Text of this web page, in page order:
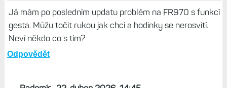
Já mám po posledním updatu problém na FR970 s funkcí
gesta. Můžu točit rukou jak chci a hodinky se nerosvítí.
Neví někdo co s tím?
Odpovědět